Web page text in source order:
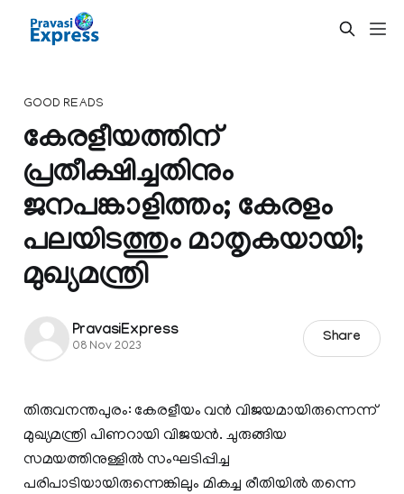
GOOD READS
കേരളീയത്തിന്
പ്രതീക്ഷിച്ചതിനും
ജനപങ്കാളിത്തം; കേരളം
പലയിടത്തും മാതൃകയായി;
മുഖ്യമന്ത്രി
PravasiExpress
08 Nov 2023
Share
തിരുവനന്തപുരം: കേരളീയം വൻ വിജയമായിരുന്നെന്ന്
മുഖ്യമന്ത്രി പിണറായി വിജയൻ. ചുരുങ്ങിയ
സമയത്തിനുള്ളിൽ സംഘടിപ്പിച്ച
പരിപാടിയായിരുന്നെങ്കിലും മികച്ച രീതിയിൽ തന്നെ